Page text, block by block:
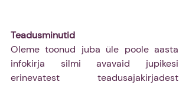
Teadusminutid
Oleme toonud juba üle poole aasta
infokirja silmi avavaid jupikesi
erinevatest teadusajakirjadest